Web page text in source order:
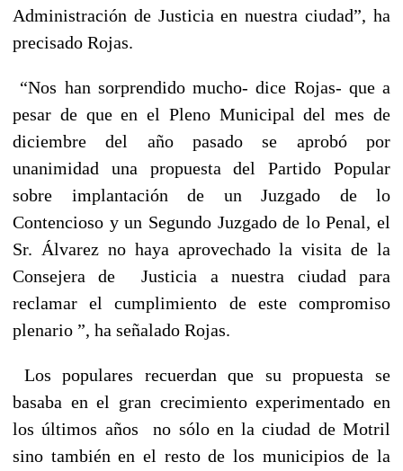
Administración de Justicia en nuestra ciudad”, ha
precisado Rojas.
“Nos han sorprendido mucho- dice Rojas- que a
pesar de que en el Pleno Municipal del mes de
diciembre del año pasado se aprobó por
unanimidad una propuesta del Partido Popular
sobre implantación de un Juzgado de lo
Contencioso y un Segundo Juzgado de lo Penal, el
Sr. Álvarez no haya aprovechado la visita de la
Consejera de
Justicia a nuestra ciudad para
reclamar el cumplimiento de este compromiso
plenario ”, ha señalado Rojas.
Los populares recuerdan que su propuesta se
basaba en el gran crecimiento experimentado en
los últimos años
no sólo en la ciudad de Motril
sino también en el resto de los municipios de la